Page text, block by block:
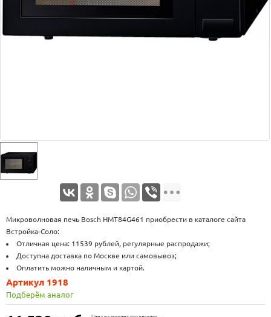
Возврат
Микроволновая печь Bosch HMT84G461 приобрести в каталоге сайта
Встройка-Соло:
Отличная цена: 11539 рублей, регулярные распродажи;
Доступна доставка по Москве или самовывоз;
Оплатить можно наличным и картой.
Артикул 1918
Подберём аналог